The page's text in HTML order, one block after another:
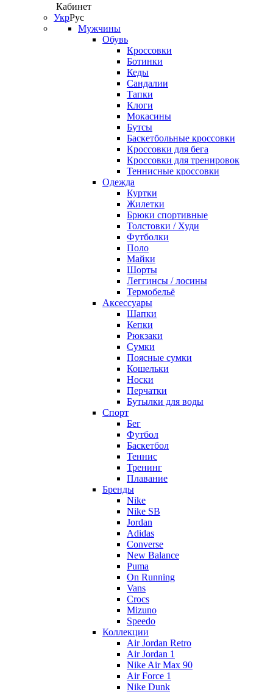
Кабинет
УкрРус
Мужчины
Обувь
Кроссовки
Ботинки
Кеды
Сандалии
Тапки
Клоги
Мокасины
Бутсы
Баскетбольные кроссовки
Кроссовки для бега
Кроссовки для тренировок
Теннисные кроссовки
Одежда
Куртки
Жилетки
Брюки спортивные
Толстовки / Худи
Футболки
Поло
Майки
Шорты
Леггинсы / лосины
Термобельё
Аксессуары
Шапки
Кепки
Рюкзаки
Сумки
Поясные сумки
Кошельки
Носки
Перчатки
Бутылки для воды
Спорт
Бег
Футбол
Баскетбол
Теннис
Тренинг
Плавание
Бренды
Nike
Nike SB
Jordan
Adidas
Converse
New Balance
Puma
On Running
Vans
Crocs
Mizuno
Speedo
Коллекции
Air Jordan Retro
Air Jordan 1
Nike Air Max 90
Air Force 1
Nike Dunk